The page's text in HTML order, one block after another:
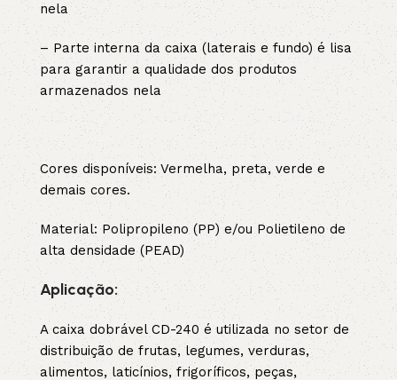
nela
– Parte interna da caixa (laterais e fundo) é lisa
para garantir a qualidade dos produtos
armazenados nela
Cores disponíveis: Vermelha, preta, verde e
demais cores.
Material: Polipropileno (PP) e/ou Polietileno de
alta densidade (PEAD)
Aplicação:
A caixa dobrável CD-240 é utilizada no setor de
distribuição de frutas, legumes, verduras,
alimentos, laticínios, frigoríficos, peças,